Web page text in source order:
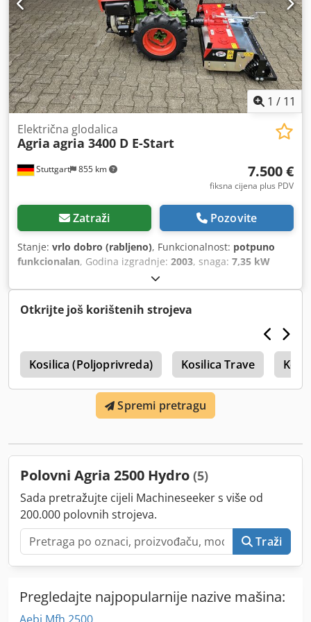
1 / 11
Stuttgart 855 km
Električna glodalica
Agria agria 3400 D E-Start
7.500 €
fiksna cijena plus PDV
Zatraži Pozovite
Stanje: vrlo dobro (rabljeno), Funkcionalnost: potpuno
funkcionalan, Godina izgradnje: 2003, snaga: 7,35 kW
, tip prijenosa:
Otkrijte još korištenih strojeva
Kosilica (Poljoprivreda) Kosilica Trave
Spremi pretragu
Polovni Agria 2500 Hydro (5)
Sada pretražujte cijeli Machineseeker s više od
200.000 polovnih strojeva.
Traži
Pregledajte najpopularnije nazive mašina: